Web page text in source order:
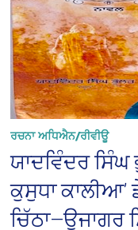
ਰਚਨਾ ਅਧਿਐਨ/ਰੀਵੀਊ
ਯਾਦਵਿੰਦਰ ਸਿੰਘ
ਕੁਸੁਧਾ
ਚਿੱਠਾ—ਉਜਾਗਰ